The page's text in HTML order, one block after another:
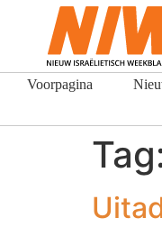
Voorpagina